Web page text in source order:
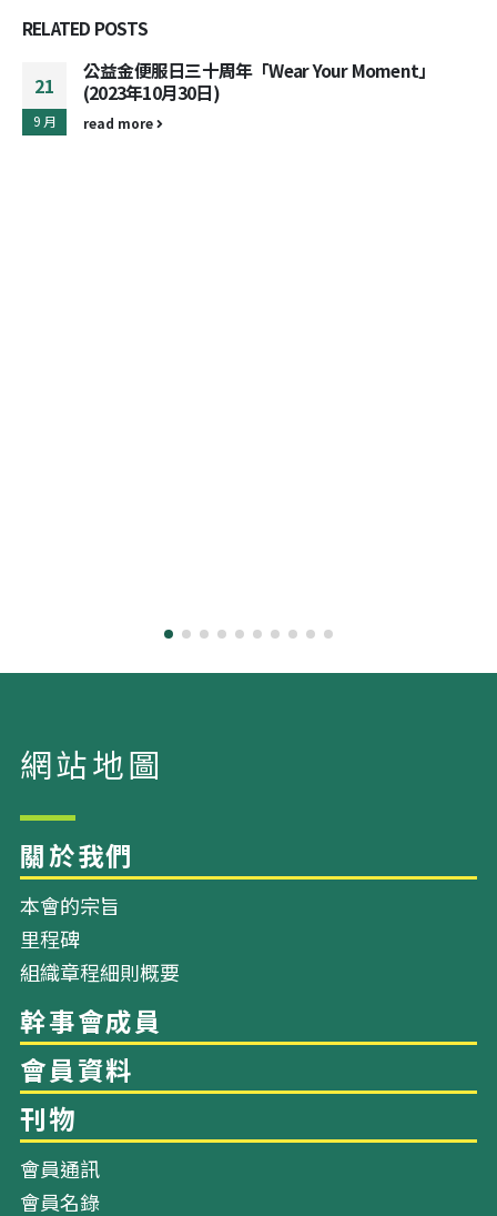
RELATED POSTS
21
9 月
公益金便服日三十周年「Wear Your Moment」
(2023年10月30日)
read more
網站地圖
關於我們
本會的宗旨
里程碑
組織章程細則概要
會員通訊
會員名錄